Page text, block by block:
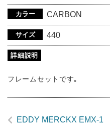
カラー CARBON
サイズ 440
詳細説明
フレームセットです｡
EDDY MERCKX EMX-1